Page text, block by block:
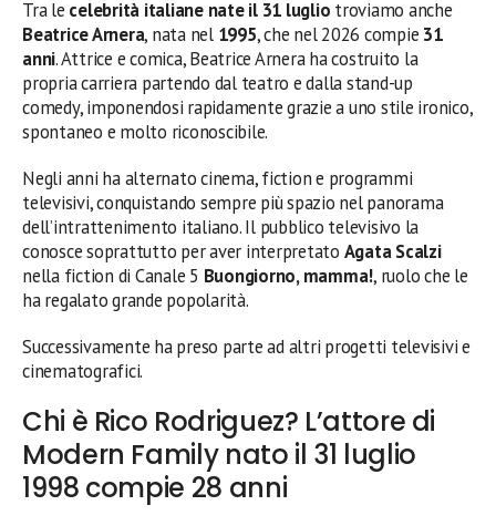
Tra le celebrità italiane nate il 31 luglio troviamo anche
Beatrice Arnera, nata nel 1995, che nel 2026 compie 31
anni. Attrice e comica, Beatrice Arnera ha costruito la
propria carriera partendo dal teatro e dalla stand-up
comedy, imponendosi rapidamente grazie a uno stile ironico,
spontaneo e molto riconoscibile.
Negli anni ha alternato cinema, fiction e programmi
televisivi, conquistando sempre più spazio nel panorama
dell’intrattenimento italiano. Il pubblico televisivo la
conosce soprattutto per aver interpretato Agata Scalzi
nella fiction di Canale 5 Buongiorno, mamma!, ruolo che le
ha regalato grande popolarità.
Successivamente ha preso parte ad altri progetti televisivi e
cinematografici.
Chi è Rico Rodriguez? L’attore di
Modern Family nato il 31 luglio
1998 compie 28 anni